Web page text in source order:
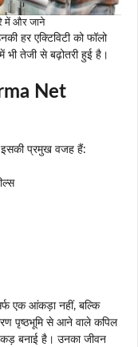
में और जाने
हर एक्टिविटी को फॉलो
तेजी से बढ़ोतरी हुई है।
Net
इसकी प्रमुख वजह हैं:
एक आंकड़ा नहीं, बल्कि
पृष्ठभूमि से आने वाले कपिल
बनाई है। उनका जीवन